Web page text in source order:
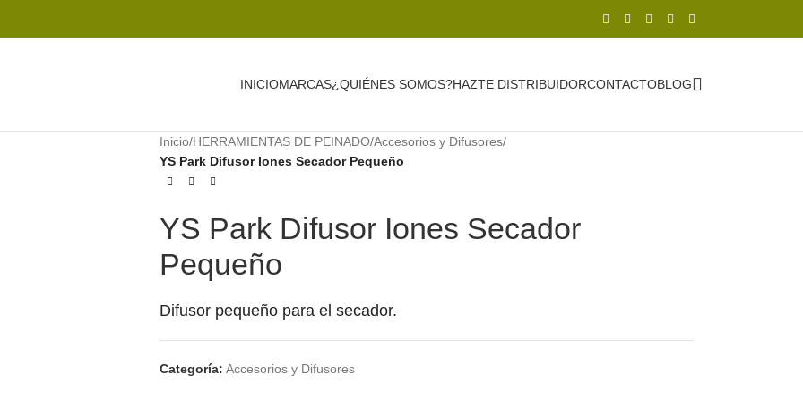
INICIOMARCAS¿QUIÉNES SOMOS?HAZTE DISTRIBUIDORCONTACTOBLOG
Inicio/HERRAMIENTAS DE PEINADO/Accesorios y Difusores/
YS Park Difusor Iones Secador Pequeño
YS Park Difusor Iones Secador
Pequeño
Difusor pequeño para el secador.
Categoría: Accesorios y Difusores